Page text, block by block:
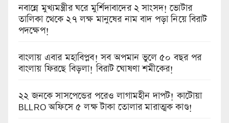
নবান্নে মুখ্যমন্ত্রীর ঘরে মুর্শিদাবাদের ২ সাংসদ! ভোটার
তালিকা থেকে ২৭ লক্ষ মানুষের নাম বাদ পড়া নিয়ে বিরাট
পদক্ষেপ!
বাংলায় এবার মহাবিপ্লব! সব অপমান ভুলে ৫০ বছর পর
বাংলায় ফিরছে বিড়লা! বিরাট ঘোষণা শমীকের!
২২ জনকে সাসপেন্ডের পরেও লাগামহীন দাপট! কাটোয়া
BLLRO অফিসে ৫ লক্ষ টাকা তোলার মারাত্মক কাণ্ড!